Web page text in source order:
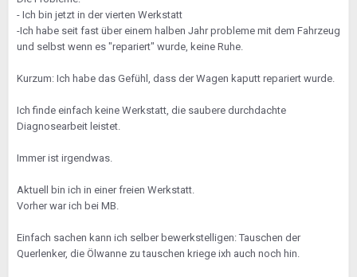
- Ich bin jetzt in der vierten Werkstatt
-Ich habe seit fast über einem halben Jahr probleme mit dem Fahrzeug
und selbst wenn es "repariert" wurde, keine Ruhe.
Kurzum: Ich habe das Gefühl, dass der Wagen kaputt repariert wurde.
Ich finde einfach keine Werkstatt, die saubere durchdachte
Diagnosearbeit leistet.
Immer ist irgendwas.
Aktuell bin ich in einer freien Werkstatt.
Vorher war ich bei MB.
Einfach sachen kann ich selber bewerkstelligen: Tauschen der
Querlenker, die Ölwanne zu tauschen kriege ixh auch noch hin.